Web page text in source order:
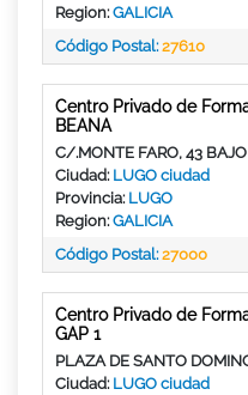
Region:GALICIA
Código Postal:27610
Centro Privado de
BEANA
C/.MONTE FARO, 43 BAJO
Ciudad: LUGO ciudad
Provincia: LUGO
Region:GALICIA
Código Postal:27000
Centro Privado de
GAP 1
PLAZA DE SANTO
Ciudad: LUGO ciudad